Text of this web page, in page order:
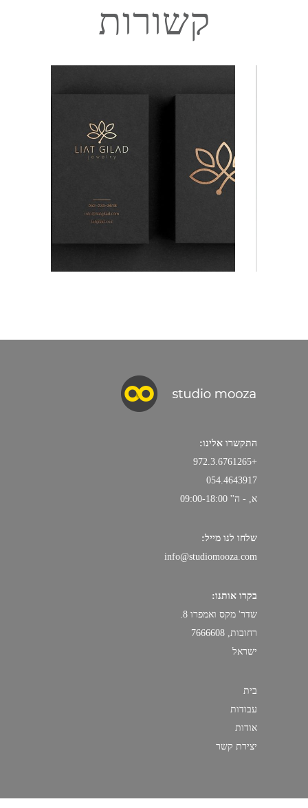
קשורות
סים טים – מומחי
סימולציה
התקשרו אלינו:
+972.3.6761265
054.4643917
א, - ה'' 09:00-18:00
שלחו לנו מייל:
info@studiomooza.com
בקרו אותנו:
שדר' מקס ואמפרו 8.
רחובות, 7666608
ישראל
בית
עבודות
אודות
יצירת קשר